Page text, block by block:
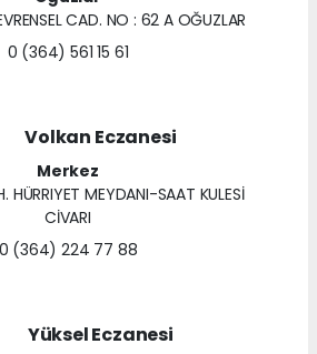
CAD. NO : 62 A OĞUZLAR
0 (364) 561 15 61
Volkan Eczanesi
Merkez
HÜRRIYET MEYDANI-SAAT KULESİ
CİVARI
0 (364) 224 77 88
Yüksel Eczanesi